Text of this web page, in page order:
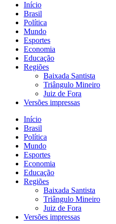
Início
Brasil
Política
Mundo
Esportes
Economia
Educação
Regiões
Baixada Santista
Triângulo Mineiro
Juiz de Fora
Versões impressas
Início
Brasil
Política
Mundo
Esportes
Economia
Educação
Regiões
Baixada Santista
Triângulo Mineiro
Juiz de Fora
Versões impressas